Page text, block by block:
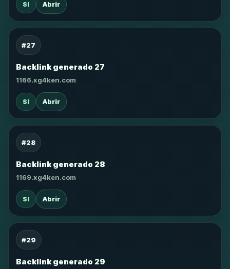
SI Abrir
#27
Backlink generado 27
1166.xg4ken.com
SI Abrir
#28
Backlink generado 28
1169.xg4ken.com
SI Abrir
#29
Backlink generado 29